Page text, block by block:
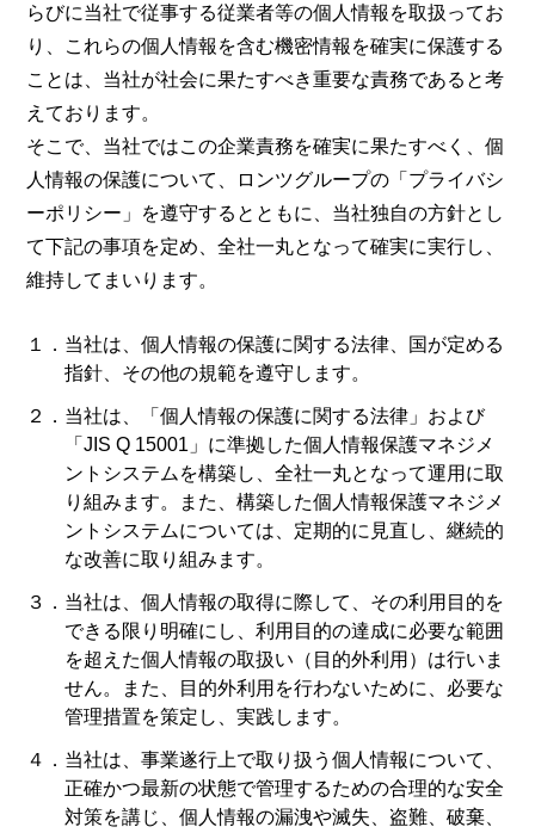
らびに当社で従事する従業者等の個人情報を取扱ってお
り、これらの個人情報を含む機密情報を確実に保護する
ことは、当社が社会に果たすべき重要な責務であると考
えております。
そこで、当社ではこの企業責務を確実に果たすべく、個
人情報の保護について、ロンツグループの「プライバシ
ーポリシー」を遵守するとともに、当社独自の方針とし
て下記の事項を定め、全社一丸となって確実に実行し、
維持してまいります。
１．当社は、個人情報の保護に関する法律、国が定める
指針、その他の規範を遵守します。
２．当社は、「個人情報の保護に関する法律」および
「JIS Q 15001」に準拠した個人情報保護マネジメ
ントシステムを構築し、全社一丸となって運用に取
り組みます。また、構築した個人情報保護マネジメ
ントシステムについては、定期的に見直し、継続的
な改善に取り組みます。
３．当社は、個人情報の取得に際して、その利用目的を
できる限り明確にし、利用目的の達成に必要な範囲
を超えた個人情報の取扱い（目的外利用）は行いま
せん。また、目的外利用を行わないために、必要な
管理措置を策定し、実践します。
４．当社は、事業遂行上で取り扱う個人情報について、
正確かつ最新の状態で管理するための合理的な安全
対策を講じ、個人情報の漏洩や滅失、盗難、破棄、